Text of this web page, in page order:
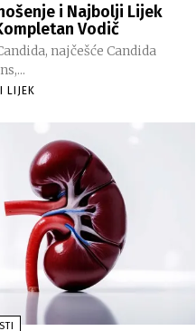
i Najbolji Lijek
Vodič
najčešće Candida
LIJEK